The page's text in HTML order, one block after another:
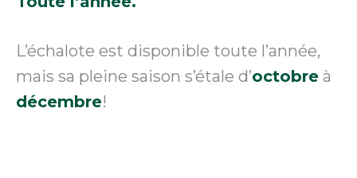
L’échalote est disponible toute l’année,
mais sa pleine saison s’étale d’octobre à
décembre!